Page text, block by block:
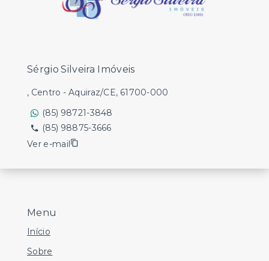
Menu
Início
Sobre
Sérgio Silveira Imóveis
, Centro - Aquiraz/CE, 61700-000
(85) 98721-3848
(85) 98875-3666
Ver e-mail